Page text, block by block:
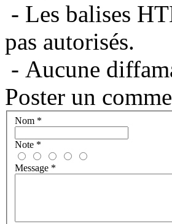
- Les balises
pas autorisés.
- Aucune
Poster un
Nom *
Note *
Message *